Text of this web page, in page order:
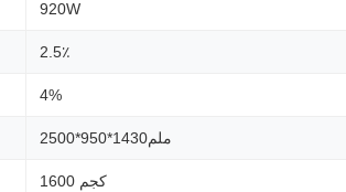
920W
2.5٪
4%
2500*950*1430ملم
1600 كجم